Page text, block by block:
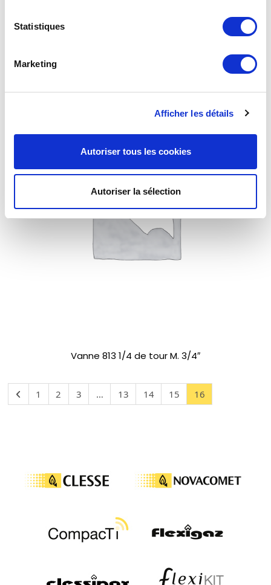
Statistiques
Marketing
Afficher les détails
Autoriser tous les cookies
Autoriser la sélection
Vanne 813 1/4 de tour M. 3/4″
1 2 3 … 13 14 15 16